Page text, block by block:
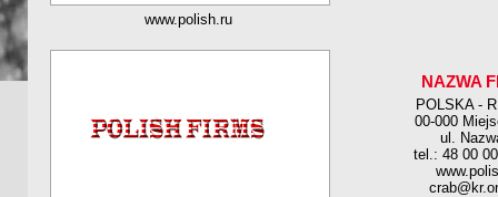
www.polish.ru
NAZWA
POLSKA -
00-000
ul.
tel.: 48 00